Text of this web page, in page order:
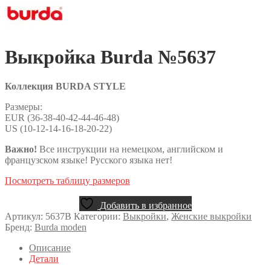
Выкройка Burda №5637
Коллекция BURDA STYLE
Размеры:
EUR (36-38-40-42-44-46-48)
US (10-12-14-16-18-20-22)
Важно! Все инструкции на немецком, английском и
французском языке! Русского языка нет!
Посмотреть таблицу размеров
Добавить в избранное
Артикул: 5637B Категории: Выкройки, Женские выкройки
Бренд: Burda moden
Описание
Детали